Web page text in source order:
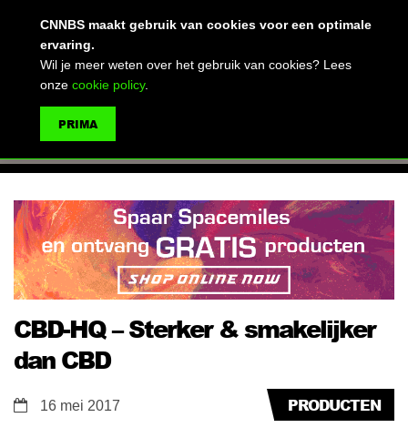
CBD-HQ – Sterker & smakelijker
dan CBD
PRODUCTEN
16 mei 2017
CNNBS maakt gebruik van cookies voor een optimale
ervaring.
Wil je meer weten over het gebruik van cookies? Lees
onze cookie policy.
PRIMA